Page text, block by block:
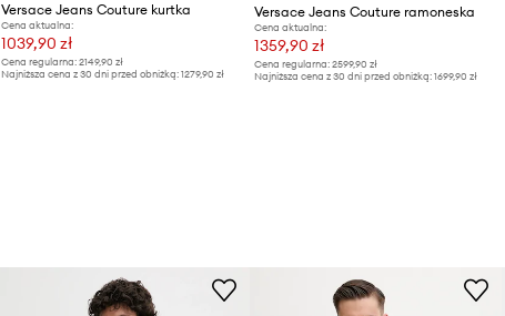
Versace Jeans Couture kurtka
Cena aktualna:
1039,90 zł
Cena regularna: 2149,90 zł
Najniższa cena z 30 dni przed obniżką: 1279,90 zł
Versace Jeans Couture ramoneska
Cena aktualna:
1359,90 zł
Cena regularna: 2599,90 zł
Najniższa cena z 30 dni przed obniżką: 1699,90 zł